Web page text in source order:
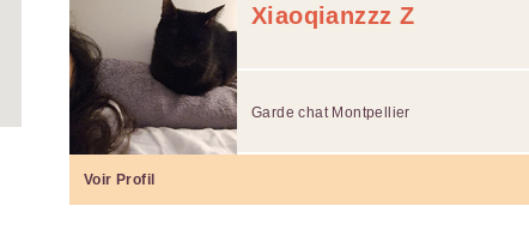
Xiaoqianzzz Z
Garde chat Montpellier
Voir Profil